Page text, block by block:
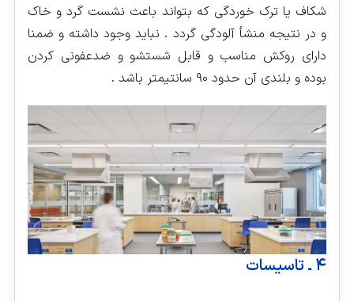
شکاف یا ترک خوردگی که بتواند باعث نشست گرد و خاک
و در نتیجه منشأ آلودگی گردد . نباید وجود داشته و ضمنا
دارای روکش مناسب و قابل شستشو و ضدعفونی کردن
بوده و بلندی آن حدود ۹۰ سانتیمتر باشد .
۴ ـ تاسیسات